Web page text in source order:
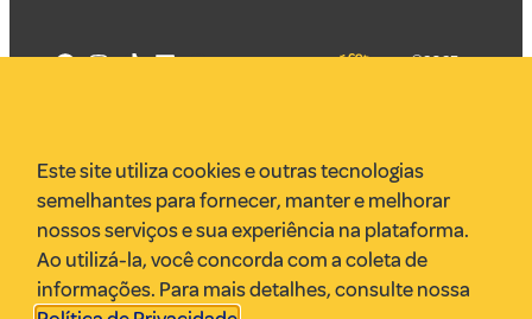
VR Assessoria
Parcerias
Envie uma pauta
Anuncie
©2025
Este site utiliza cookies e outras tecnologias
semelhantes para fornecer, manter e melhorar
nossos serviços e sua experiência na plataforma.
Ao utilizá-la, você concorda com a coleta de
informações. Para mais detalhes, consulte nossa